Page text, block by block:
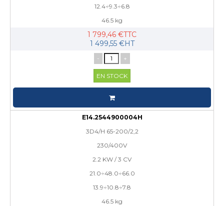
12.4÷9.3÷6.8
46.5 kg
1 799,46 €TTC
1 499,55 €HT
- +
EN STOCK
E14.2544900004H
3D4/H 65-200/2,2
230/400V
2.2 KW / 3 CV
21.0÷48.0÷66.0
13.9÷10.8÷7.8
46.5 kg